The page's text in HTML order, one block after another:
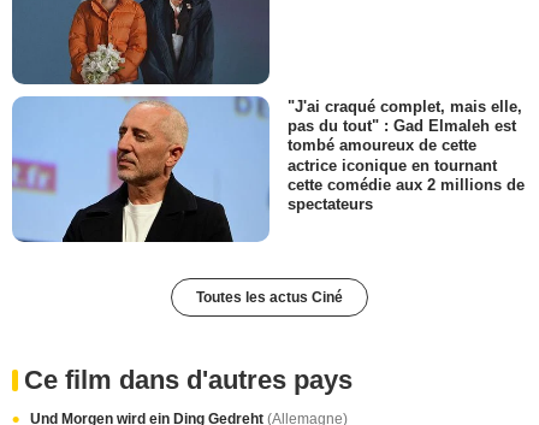
"J'ai craqué complet, mais elle,
pas du tout" : Gad Elmaleh est
tombé amoureux de cette
actrice iconique en tournant
cette comédie aux 2 millions de
spectateurs
Toutes les actus Ciné
Ce film dans d'autres pays
Und Morgen wird ein Ding Gedreht (Allemagne)